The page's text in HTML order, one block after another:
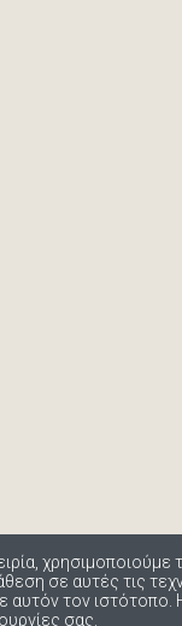
σε αυτές τις
αυτόν τον
σας.